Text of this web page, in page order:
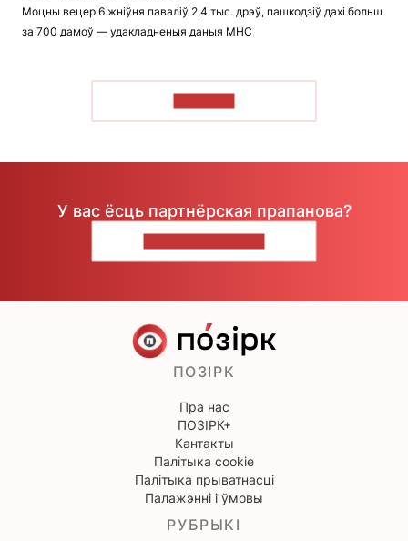
Моцны вецер 6 жніўня паваліў 2,4 тыс. дрэў, пашкодзіў дахі больш
за 700 дамоў — удакладненыя даныя МНС
У вас ёсць партнёрская прапанова?
ПОЗІРК
Пра нас
ПОЗІРК+
Кантакты
Палітыка cookie
Палітыка прыватнасці
Палажэнні і ўмовы
РУБРЫКІ